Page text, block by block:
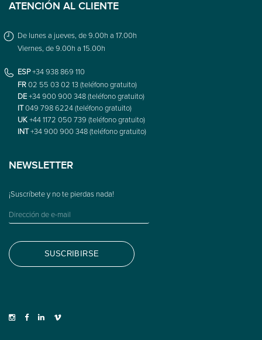
ATENCIÓN AL CLIENTE
De lunes a jueves, de 9.00h a 17.00h
Viernes, de 9.00h a 15.00h
ESP+34 938 869 110
FR02 55 03 02 13 (teléfono gratuito)
DE+34 900 900 348 (teléfono gratuito)
IT049 798 6224 (teléfono gratuito)
UK+44 1172 050 739 (teléfono gratuito)
INT+34 900 900 348 (teléfono gratuito)
NEWSLETTER